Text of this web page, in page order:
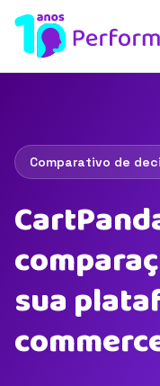
Comparativo de
sua